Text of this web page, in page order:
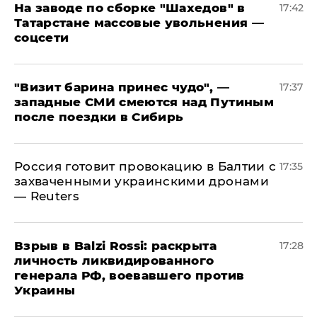
На заводе по сборке "Шахедов" в
Татарстане массовые увольнения —
соцсети
17:42
"Визит барина принес чудо", —
западные СМИ смеются над Путиным
после поездки в Сибирь
17:37
​Россия готовит провокацию в Балтии с
захваченными украинскими дронами
— Reuters
17:35
​Взрыв в Balzi Rossi: раскрыта
личность ликвидированного
генерала РФ, воевавшего против
Украины
17:28